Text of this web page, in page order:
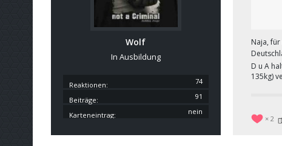
Wolf
In Ausbildung
Reaktionen 74
Beiträge 91
Karteneintrag nein
Naja,
D u A
135kg)
2